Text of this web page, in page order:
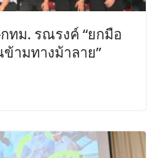
ทม. รณรงค์ “ยกมือ
ามทางม้าลาย”